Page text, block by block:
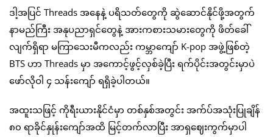
ဒါ့အပြင် Threads အနေနဲ့ ပရိသတ်တွေကို ဆွဲဆောင်နိုင်ဖို့အတွက်
နာမည်ကြီး အနုပညာရှင်တွေနဲ့ အားကစားသမားတွေကို ဖိတ်ခေါ်
လျက်ရှိရာ မကြာသေးမီကလည်း ကမ္ဘာကျော် K-pop အဖွဲ့ဖြစ်တဲ့
BTS ဟာ Threads မှာ အကောင့်ဖွင့်လှစ်ခဲ့ပြီး ရက်ပိုင်းအတွင်းမှာပဲ
ဖော်လိုဝါ ၄ သန်းကျော် ရရှိခဲ့ပါတယ်။
အထူးသဖြင့် ကိုရီးယားနိုင်ငံမှာ တစ်နှစ်အတွင်း အက်ပ်အသုံးပြုချိန်
၈၀ ရာခိုင်နှုန်းကျော်အထိ မြင့်တက်လာပြီး အာရှဈေးကွက်မှာပါ